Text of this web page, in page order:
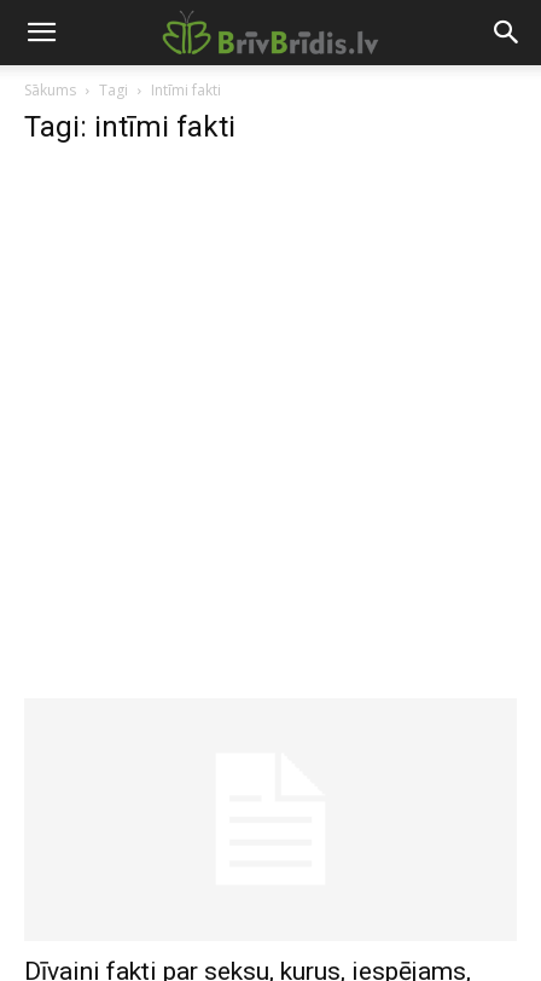
Sākums Tagi Intīmi fakti
Tagi: intīmi fakti
Dīvaini fakti par seksu, kurus, iespējams,